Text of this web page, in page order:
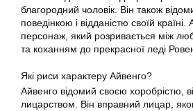
благородний чоловік. Він також
поведінкою і відданістю своїй
персонаж, який розривається між
та коханням до прекрасної леді
Які риси характеру Айвенго?
Айвенго відомий своєю хоробрістю,
лицарством. Він вправний лицар,